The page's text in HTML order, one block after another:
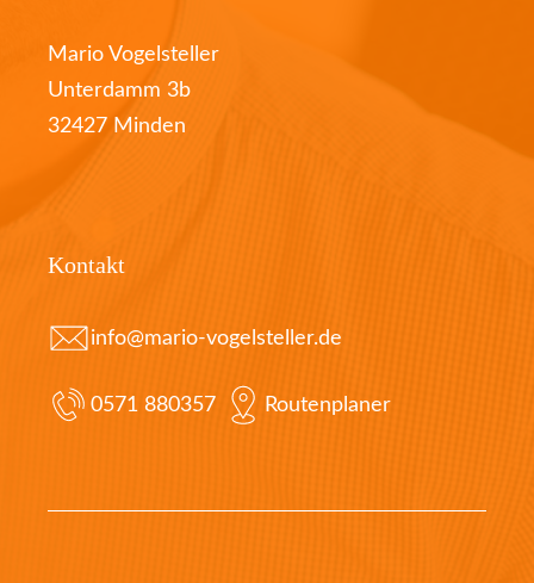
Mario Vogelsteller
Unterdamm 3b
32427 Minden
Kontakt
info@mario-vogelsteller.de
0571 880357 Routenplaner